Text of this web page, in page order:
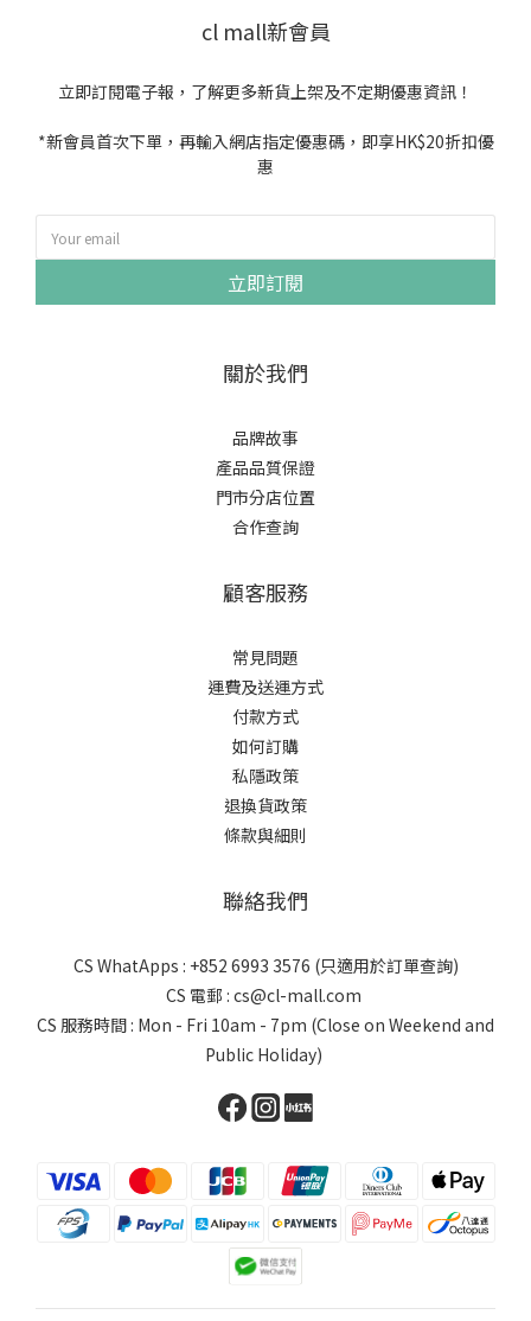
cl mall新會員
立即訂閱電子報，了解更多新貨上架及不定期優惠資訊！
*新會員首次下單，再輸入網店指定優惠碼，即享HK$20折扣優
惠
立即訂閱
關於我們
品牌故事
產品品質保證
門市分店位置
合作查詢
顧客服務
常見問題
運費及送運方式
付款方式
如何訂購
私隱政策
退換貨政策
條款與細則
聯絡我們
CS WhatApps : +852 6993 3576 (只適用於訂單查詢)
CS 電郵 : cs@cl-mall.com
CS 服務時間 : Mon - Fri 10am - 7pm (Close on Weekend and
Public Holiday)